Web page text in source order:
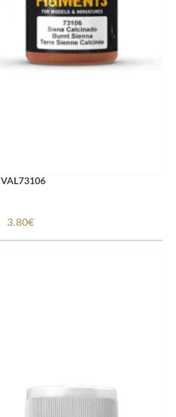
VAL73106
3.80€